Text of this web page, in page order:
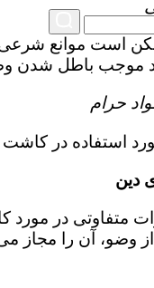
است موانع شرعی
موجب باطل شدن
حرام
استفاده در کاشت
متفاوتی در مورد
وضو، آن را مجاز